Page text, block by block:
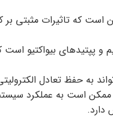
که تاثیرات مثبتی بر
و پپتیدهای بیواکتیو
به حفظ تعادل
است به عملکرد سیستم
دارد.